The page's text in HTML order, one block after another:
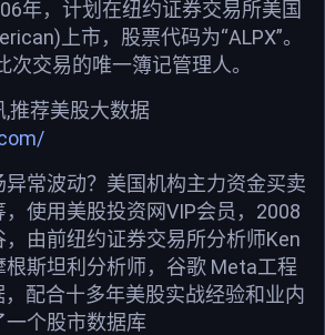
年，计划在纽约证券交易所美国
上市，股票代码为“ALPX”。
交易的唯一簿记管理人。
推荐美股大数据
常波动？美国机构主力资金买卖
使用美股投资网VIP会员，2008
由前纽约证券交易所分析师Ken
斯坦利分析师，谷歌 Meta工程
配合十多年美股实战经验和业内
一个股市数据库